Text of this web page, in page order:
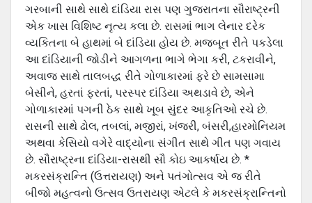
ગરબાની સાથે સાથે દાંડિયા રાસ પણ ગુજરાતના સૌરાષ્ટ્રની
એક ખાસ વિશિષ્ટ નૃત્ય કલા છે. રાસમાં ભાગ લેનાર દરેક
વ્યકિતના બે હાથમાં બે દાંડિયા હોય છે. મજબૂત રીતે પકડેલા
આ દાંડિયાની જોડીને આગળના ભાગે ભેગા કરી, ટકરાવીને,
અવાજ સાથે તાલબદ્ધ રીતે ગોળાકારમાં ફરે છે સામસામા
બેસીને, હરતાં ફરતાં, પરસ્પર દાંડિયા અથડાવે છે, એને
ગોળાકારમાં પગની ઠેક સાથે ખૂબ સુંદર આકૃતિઓ રચે છે.
રાસની સાથે ઢોલ, તબલાં, મજીરાં, ખંજરી, બંસરી,હારમોનિયમ
અથવા કેસિયો વગેરે વાદ્યોના સંગીત સાથે ગીત પણ ગવાય
છે. સૌરાષ્ટ્રના દાંડિયા-રાસથી સૌ કોઇ આકર્ષાય છે. *
મકરસંક્રાન્તિ (ઉત્તરાયણ) અને પતંગોત્સવ એ જ રીતે
બીજો મહત્વનો ઉત્સવ ઉતરાયણ એટલે કે મકરસંક્રાન્તિનો